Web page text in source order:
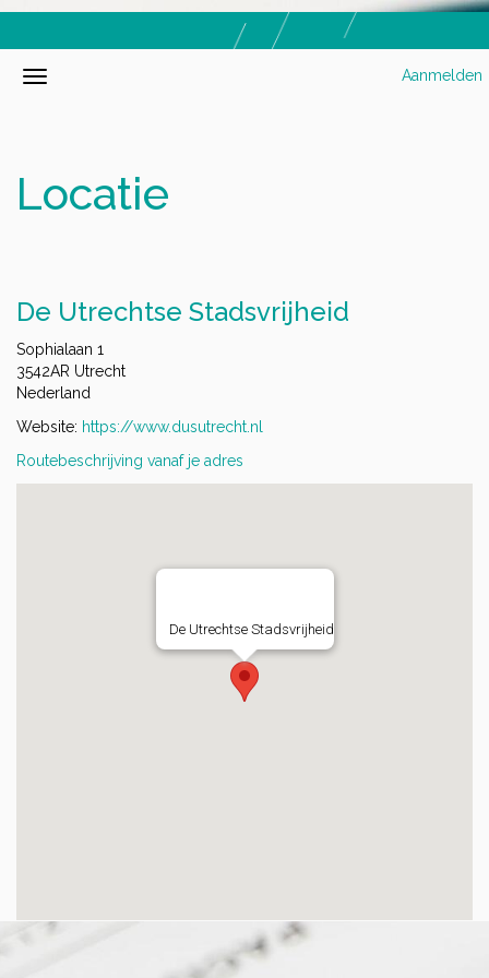
Aanmelden
Locatie
De Utrechtse Stadsvrijheid
Sophialaan 1
3542AR Utrecht
Nederland
Website: https://www.dusutrecht.nl
Routebeschrijving vanaf je adres
De Utrechtse Stadsvrijheid